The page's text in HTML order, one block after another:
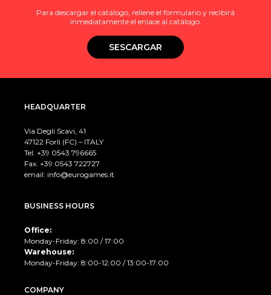
Para descargar el catálogo, rellene el formulario y recibirá
inmediatamente el enlace al catálogo.
SESCARGAR
HEADQUARTER
Via Degli Scavi, 41
47122 Forlì (FC) – ITALY
Tel. +39 0543 796665
Fax. +39 0543 722727
email: info@eurogames.it
BUSINESS HOURS
Office:
Monday-Friday: 8:00 / 17:00
Warehouse:
Monday-Friday: 8:00-12:00 / 13:00-17:00
COMPANY